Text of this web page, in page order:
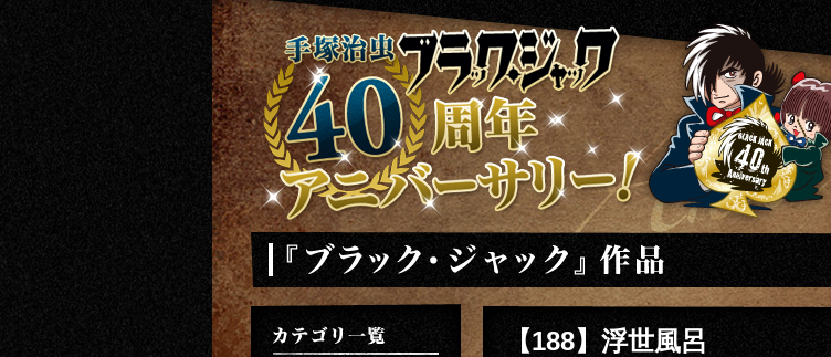
手塚治虫 ブラックジャック 40周年アニバーサリー
「ブラック・ジャック」
【188】浮世風呂